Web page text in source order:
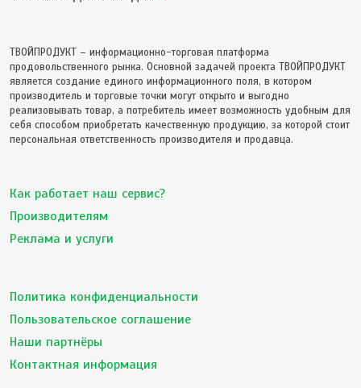
ТВОЙПРОДУКТ – информационно-торговая платформа
продовольственного рынка. Основной задачей проекта ТВОЙПРОДУКТ
является создание единого информационного поля, в котором
производитель и торговые точки могут открыто и выгодно
реализовывать товар, а потребитель имеет возможность удобным для
себя способом приобретать качественную продукцию, за которой стоит
персональная ответственность производителя и продавца.
Как работает наш сервис?
Производителям
Реклама и услуги
Политика конфиденциальности
Пользовательское соглашение
Наши партнёры
Контактная информация